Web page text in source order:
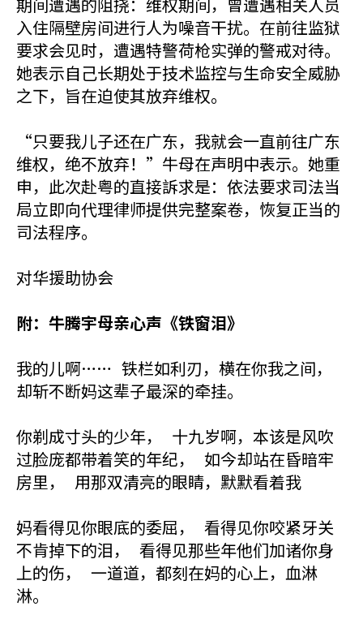
入住隔壁房间进行人为噪音干扰。在前往监狱
要求会见时，遭遇特警荷枪实弹的警戒对待。
她表示自己长期处于技术监控与生命安全威胁
之下，旨在迫使其放弃维权。
“只要我儿子还在广东，我就会一直前往广东
维权，绝不放弃！”牛母在声明中表示。她重
申，此次赴粤的直接訴求是：依法要求司法当
局立即向代理律师提供完整案卷，恢复正当的
司法程序。
对华援助协会
附：牛腾宇母亲心声《铁窗泪》
我的儿啊…… 铁栏如利刃，横在你我之间，
却斩不断妈这辈子最深的牵挂。
你剃成寸头的少年， 十九岁啊，本该是风吹
过脸庞都带着笑的年纪， 如今却站在昏暗牢
房里， 用那双清亮的眼睛，默默看着我
妈看得见你眼底的委屈， 看得见你咬紧牙关
不肯掉下的泪， 看得见那些年他们加诸你身
上的伤， 一道道，都刻在妈的心上，血淋
淋。